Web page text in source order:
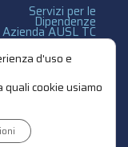
Servizi per le
Dipendenze
Azienda AUSL TC
privacy e cookie
d'uso e
cookie usiamo